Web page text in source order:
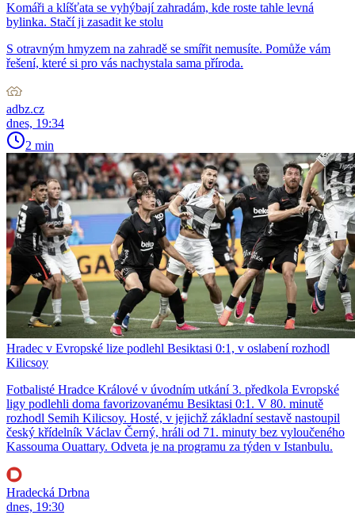
Komáři a klíšťata se vyhýbají zahradám, kde roste tahle levná
bylinka. Stačí ji zasadit ke stolu
S otravným hmyzem na zahradě se smířit nemusíte. Pomůže vám
řešení, které si pro vás nachystala sama příroda.
adbz.cz
dnes, 19:34
2 min
Hradec v Evropské lize podlehl Besiktasi 0:1, v oslabení rozhodl
Kilicsoy
Fotbalisté Hradce Králové v úvodním utkání 3. předkola Evropské
ligy podlehli doma favorizovanému Besiktasi 0:1. V 80. minutě
rozhodl Semih Kilicsoy. Hosté, v jejichž základní sestavě nastoupil
český křídelník Václav Černý, hráli od 71. minuty bez vyloučeného
Kassouma Ouattary. Odveta je na programu za týden v Istanbulu.
Hradecká Drbna
dnes, 19:30